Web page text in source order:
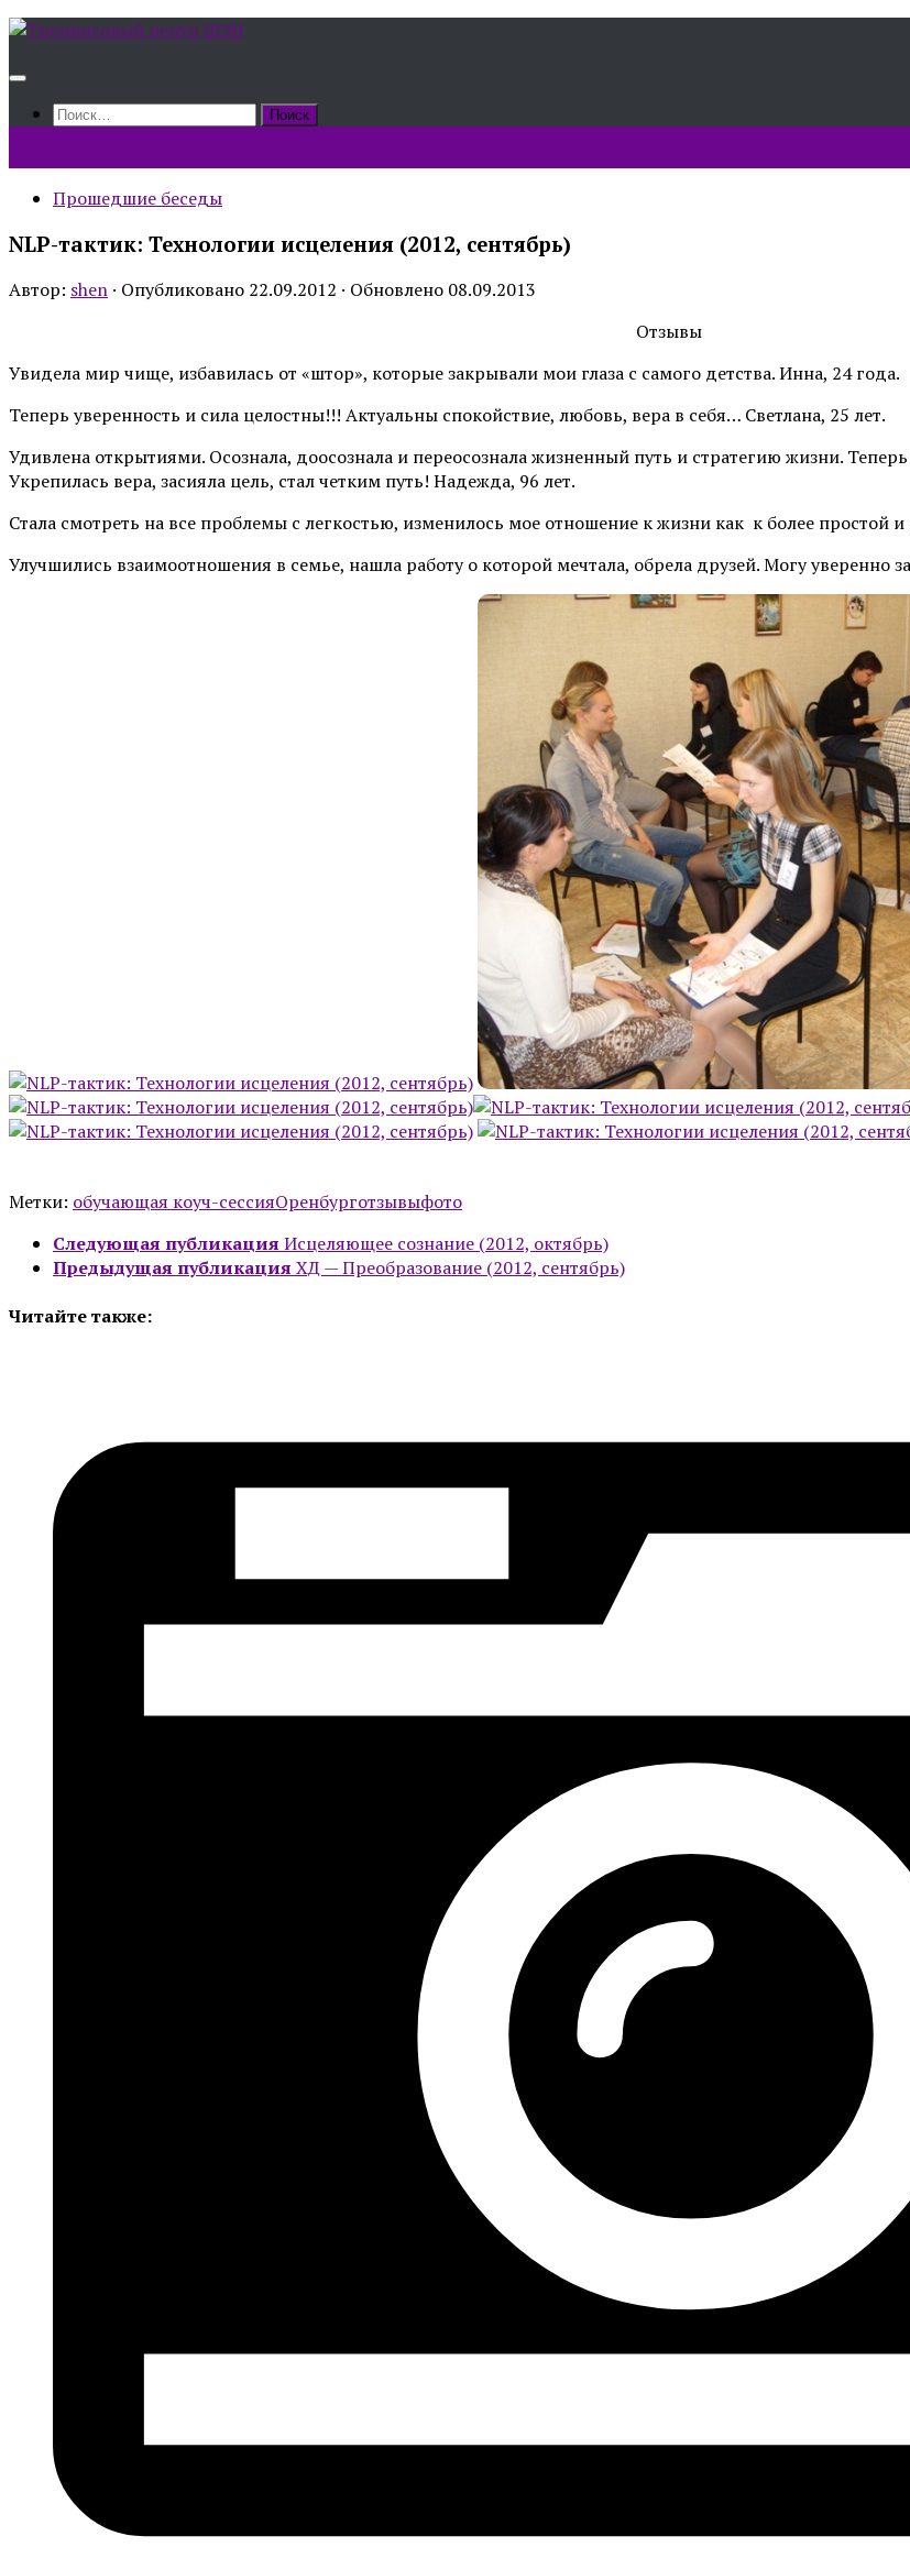
Skip
content
Найти:
Прошедшие беседы
NLP-тактик: Технологии исцеления (2012, сентябрь)
Автор: shen · Опубликовано 22.09.2012 · Обновлено 08.09.2013
Отзывы
Увидела мир чище, избавилась от «штор», которые закрывали мои глаза с самого детства. Инна, 24 года.
Теперь уверенность и сила целостны!!! Актуальны спокойствие, любовь, вера в себя… Светлана, 25 лет.
Удивлена открытиями. Осознала, доосознала и переосознала жизненный путь и стратегию жизни.
Укрепилась вера, засияла цель, стал четким путь! Надежда, 96 лет.
Стала смотреть на все проблемы с легкостью, изменилось мое отношение к жизни как к более простой
Улучшились взаимоотношения в семье, нашла работу о которой мечтала, обрела друзей. Могу уверенно
Метки: обучающая коуч-сессияОренбурготзывыфото
Следующая публикация Исцеляющее сознание (2012, октябрь)
Предыдущая публикация ХД — Преобразование (2012, сентябрь)
Читайте также: